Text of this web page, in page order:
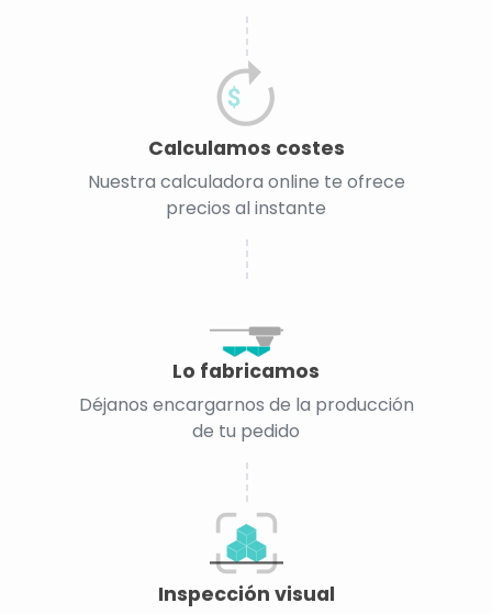
Calculamos costes
Nuestra calculadora online te ofrece
precios al instante
Lo fabricamos
Déjanos encargarnos de la producción
de tu pedido
Inspección visual